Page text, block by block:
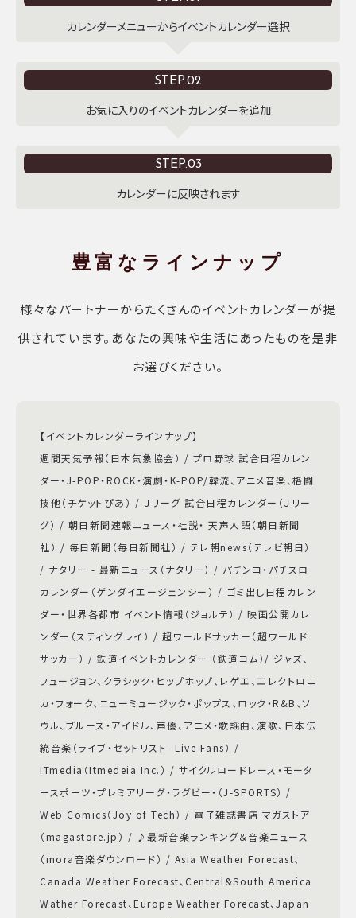
カレンダーメニューからイベントカレンダー選択
STEP.02
お気に入りのイベントカレンダーを追加
STEP.03
カレンダーに反映されます
豊富なラインナップ
様々なパートナーからたくさんのイベントカレンダーが提
供されています。あなたの興味や生活にあったものを是非
お選びください。
【イベントカレンダーラインナップ】
週間天気予報（日本気象協会） / プロ野球 試合日程カレン
ダー・J-POP・ROCK・演劇・K-POP/韓流、アニメ音楽、格闘
技他（チケットぴあ） / Ｊリーグ 試合日程カレンダー（Ｊリー
グ） / 朝日新聞速報ニュース・社説・ 天声人語（朝日新聞
社） / 毎日新聞（毎日新聞社） / テレ朝news（テレビ朝日）
/ ナタリー - 最新ニュース（ナタリー） / パチンコ・パチスロ
カレンダー（ゲンダイエージェンシー） / ゴミ出し日程カレン
ダー・世界各都市 イベント情報（ジョルテ） / 映画公開カレ
ンダー（スティングレイ） / 超ワールドサッカー（超ワールド
サッカー） / 鉄道イベントカレンダー （鉄道コム）/ ジャズ、
フュージョン、クラシック・ヒップホップ、レゲエ、エレクトロニ
カ・フォーク、ニューミュージック・ポップス、ロック・R&B、ソ
ウル、ブルース・アイドル、声優、アニメ・歌謡曲、演歌、日本伝
統音楽（ライブ・セットリスト- Live Fans） /
ITmedia（Itmedeia Inc.） / サイクルロードレース・モータ
ースポーツ・プレミアリーグ・ラグビー・（J-SPORTS） /
Web Comics（Joy of Tech） / 電子雑誌書店 マガストア
（magastore.jp） / ♪最新音楽ランキング＆音楽ニュース
（mora音楽ダウンロード） / Asia Weather Forecast、
Canada Weather Forecast、Central&South America
Wather Forecast、Europe Weather Forecast、Japan